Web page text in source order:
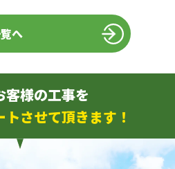
へ
客様の工事を
させて頂きます！